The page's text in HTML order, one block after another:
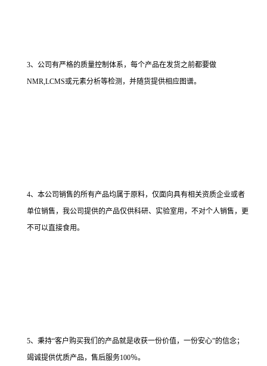
3、公司有严格的质量控制体系，每个产品在发货之前都要做
NMR,LCMS或元素分析等检测，并随货提供相应图谱。
4、本公司销售的所有产品均属于原料，仅面向具有相关资质企业或者
单位销售，我公司提供的产品仅供科研、实验室用，不对个人销售，更
不可以直接食用。
5、秉持“客户购买我们的产品就是收获一份价值，一份安心”的信念；
竭诚提供优质产品，售后服务100％。